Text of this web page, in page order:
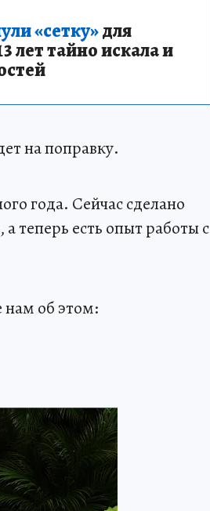
«сетку»для
лет тайно искала и
на поправку.
года. Сейчас сделано
теперь есть опыт работы с
нам об этом: